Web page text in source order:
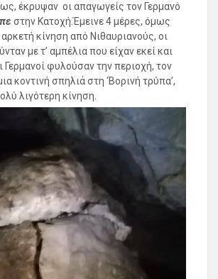
έκρυψαν οι απαγωγείς τον Γερμανό
στην Κατοχή.Έμεινε 4 μέρες, όμως
κίνηση από Νιθαυριανούς, οι
με τ’ αμπέλια που είχαν εκεί και
Γερμανοί φυλούσαν την περιοχή, τον
κοντινή σπηλιά στη ‘Βορινή τρύπα’,
λιγότερη κίνηση.